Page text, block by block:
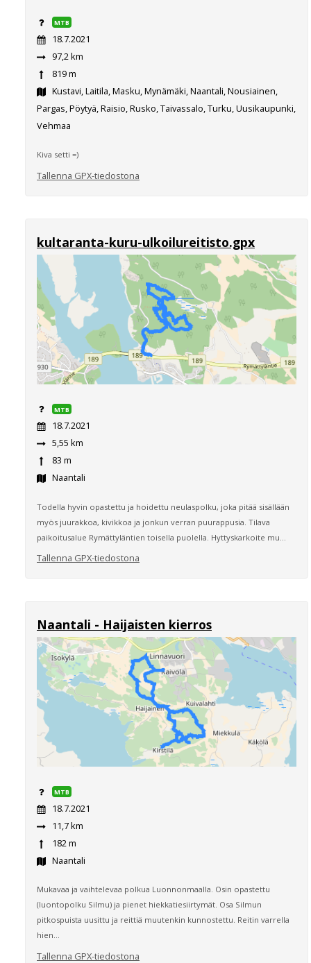
MTB
18.7.2021
97,2 km
819 m
Kustavi, Laitila, Masku, Mynämäki, Naantali, Nousiainen,
Pargas, Pöytyä, Raisio, Rusko, Taivassalo, Turku, Uusikaupunki,
Vehmaa
Kiva setti =)
Tallenna GPX-tiedostona
kultaranta-kuru-ulkoilureitisto.gpx
MTB
18.7.2021
5,55 km
83 m
Naantali
Todella hyvin opastettu ja hoidettu neulaspolku, joka pitää sisällään
myös juurakkoa, kivikkoa ja jonkun verran puurappusia. Tilava
paikoitusalue Rymättyläntien toisella puolella. Hyttyskarkoite mu...
Tallenna GPX-tiedostona
Naantali - Haijaisten kierros
MTB
18.7.2021
11,7 km
182 m
Naantali
Mukavaa ja vaihtelevaa polkua Luonnonmaalla. Osin opastettu
(luontopolku Silmu) ja pienet hiekkatiesiirtymät. Osa Silmun
pitkospuista uusittu ja reittiä muutenkin kunnostettu. Reitin varrella
hien...
Tallenna GPX-tiedostona